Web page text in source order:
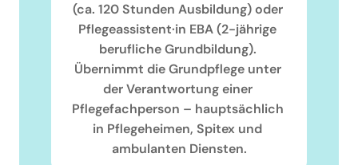
(ca. 120 Stunden Ausbildung) oder
Pflegeassistent·in EBA (2-jährige
berufliche Grundbildung).
Übernimmt die Grundpflege unter
der Verantwortung einer
Pflegefachperson – hauptsächlich
in Pflegeheimen, Spitex und
ambulanten Diensten.